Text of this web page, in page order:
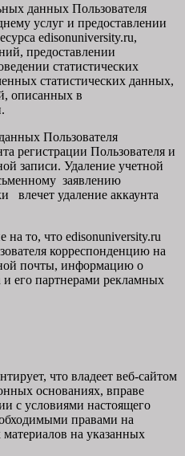
данных Пользователя
услуг и предоставлении
edisonuniversity.ru,
предоставлении
статистических
статистических данных,
описанных в
Пользователя
регистрации Пользователя и
записи. Удаление учетной
заявлению
влечет удаление аккаунта
на то, что edisonuniversity.ru
корреспонденцию на
почты, информацию о
его партнерами рекламных
что владеет веб-сайтом
основаниях, вправе
с условиями настоящего
правами на
на указанных